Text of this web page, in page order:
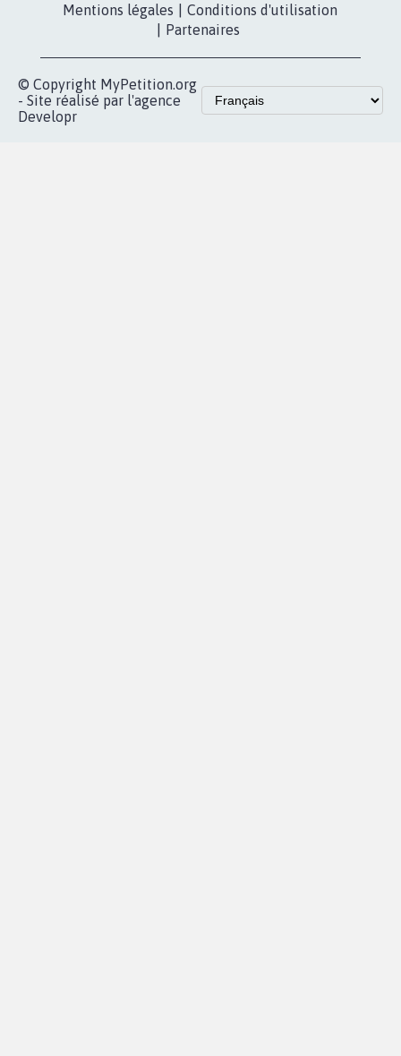
Mentions légales
Conditions d'utilisation
Partenaires
© Copyright MyPetition.org
- Site réalisé par l'agence
Developr